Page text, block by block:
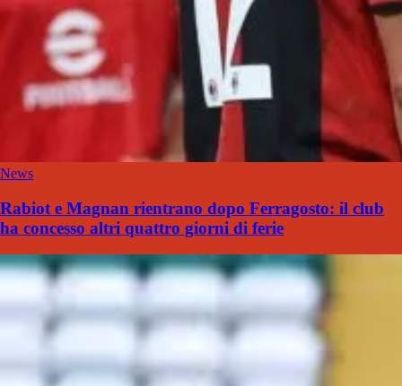
News
Rabiot e Magnan rientrano dopo Ferragosto: il club
ha concesso altri quattro giorni di ferie